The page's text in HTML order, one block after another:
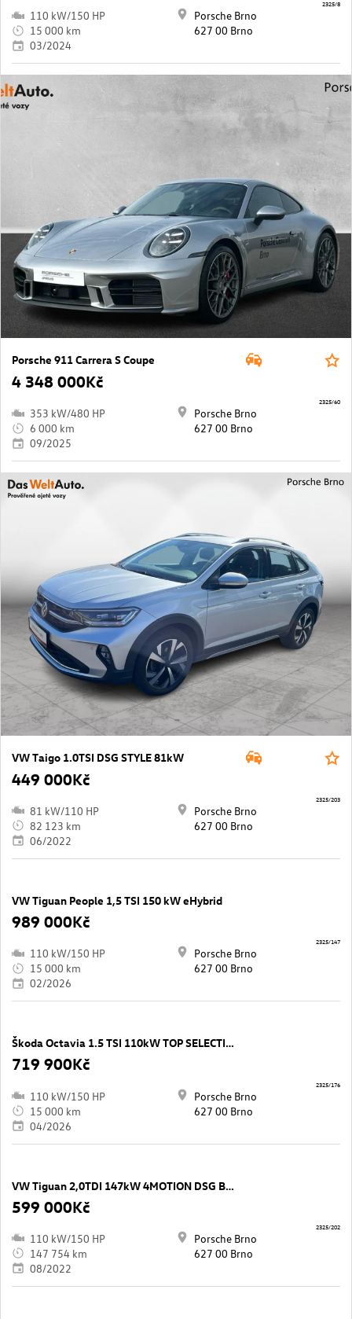
110 kW/150 HP
15 000 km
03/2024
Porsche Brno
627 00 Brno
2325/8
Porsche 911 Carrera S Coupe
4 348 000Kč
353 kW/480 HP
6 000 km
09/2025
Porsche Brno
627 00 Brno
2325/60
VW Taigo 1.0TSI DSG STYLE 81kW
449 000Kč
81 kW/110 HP
82 123 km
06/2022
Porsche Brno
627 00 Brno
2325/203
VW Tiguan People 1,5 TSI 150 kW eHybrid
989 000Kč
110 kW/150 HP
15 000 km
02/2026
Porsche Brno
627 00 Brno
2325/147
Škoda Octavia 1.5 TSI 110kW TOP SELECTION.
719 900Kč
110 kW/150 HP
15 000 km
04/2026
Porsche Brno
627 00 Brno
2325/176
VW Tiguan 2,0TDI 147kW 4MOTION DSG BusinessPremium
599 000Kč
110 kW/150 HP
147 754 km
08/2022
Porsche Brno
627 00 Brno
2325/202